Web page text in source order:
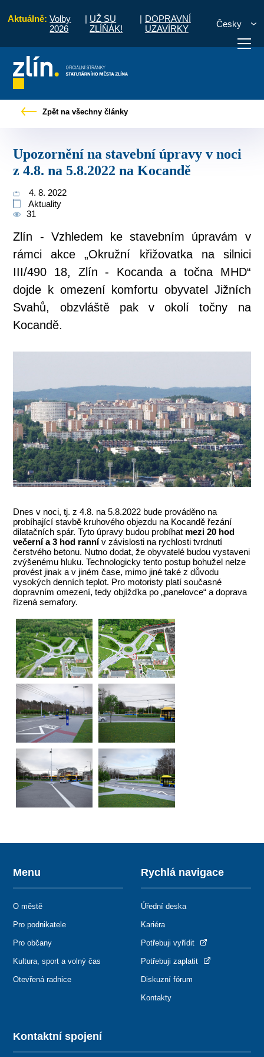
Aktuálně: Volby
2026
| UŽ SU
ZLÍŇÁK!
| DOPRAVNÍ
UZAVÍRKY
Česky
vyřídit Potřebuji zaplatit
Zpět na všechny články
Upozornění na stavební úpravy v noci
z 4.8. na 5.8.2022 na Kocandě
4. 8. 2022
Aktuality
31
Zlín - Vzhledem ke stavebním úpravám v
rámci akce „Okružní křižovatka na silnici
III/490 18, Zlín - Kocanda a točna MHD“
dojde k omezení komfortu obyvatel Jižních
Svahů, obzvláště pak v okolí točny na
Kocandě.
Dnes v noci, tj. z 4.8. na 5.8.2022 bude prováděno na
probíhající stavbě kruhového objezdu na Kocandě řezání
dilatačních spár. Tyto úpravy budou probíhat mezi 20 hod
večerní a 3 hod rannív závislosti na rychlosti tvrdnutí
čerstvého betonu. Nutno dodat, že obyvatelé budou vystaveni
zvýšenému hluku. Technologicky tento postup bohužel nelze
provést jinak a v jiném čase, mimo jiné také z důvodu
vysokých denních teplot. Pro motoristy platí současné
dopravním omezení, tedy objížďka po „panelovce“ a doprava
řízená semafory.
Kontaktní spojení
Menu
O městě
Pro podnikatele
Pro občany
Kultura, sport a volný čas
Otevřená radnice
Rychlá navigace
Úřední deska
Kariéra
Potřebuji vyřídit
Potřebuji zaplatit
Diskuzní fórum
Kontakty